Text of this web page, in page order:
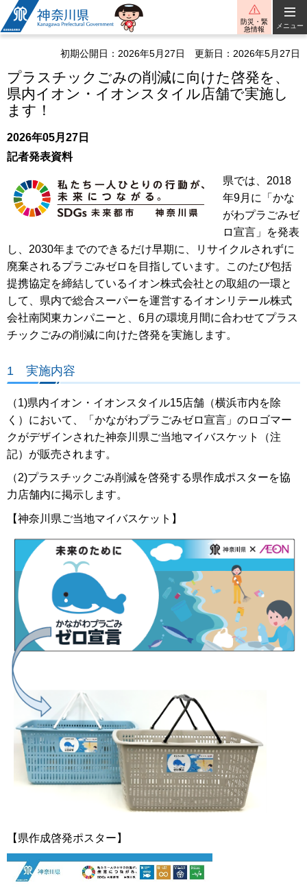
神奈川県
防災・緊
急情報
メニュー
初期公開日：2026年5月27日 更新日：2026年5月27日
プラスチックごみの削減に向けた啓発を、
県内イオン・イオンスタイル店舗で実施し
ます！
2026年05月27日
記者発表資料
県では、2018
年9月に「かな
がわプラごみゼ
ロ宣言」を発表
し、2030年までのできるだけ早期に、リサイクルされずに
廃棄されるプラごみゼロを目指しています。このたび包括
提携協定を締結しているイオン株式会社との取組の一環と
して、県内で総合スーパーを運営するイオンリテール株式
会社南関東カンパニーと、6月の環境月間に合わせてプラス
チックごみの削減に向けた啓発を実施します。
1 実施内容
（1)県内イオン・イオンスタイル15店舗（横浜市内を除
く）において、「かながわプラごみゼロ宣言」のロゴマー
クがデザインされた神奈川県ご当地マイバスケット（注
記）が販売されます。
（2)プラスチックごみ削減を啓発する県作成ポスターを協
力店舗内に掲示します。
【神奈川県ご当地マイバスケット】
【県作成啓発ポスター】